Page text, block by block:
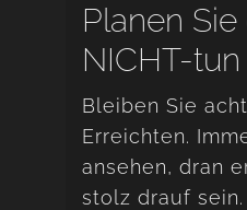
Planen Sie
NICHT-tun
Bleiben Sie
Erreichten.
ansehen, dran
stolz drauf sein.